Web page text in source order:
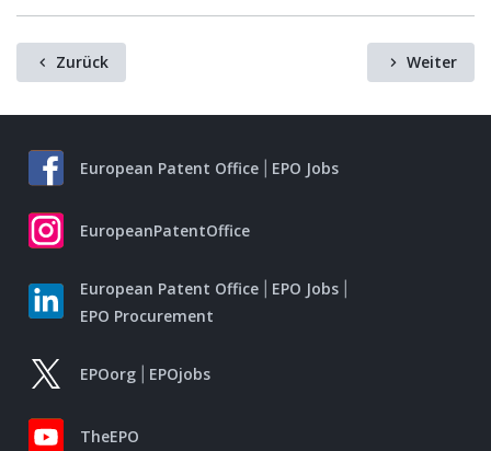
Zurück Weiter
European Patent Office EPO Jobs
EuropeanPatentOffice
European Patent Office
EPO Jobs
EPO Procurement
EPOorg EPOjobs
TheEPO